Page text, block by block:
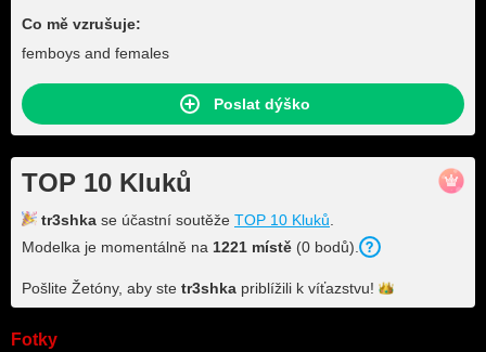
Co mě vzrušuje:
femboys and females
Poslat dýško
TOP 10 Kluků
tr3shka se účastní soutěže TOP 10 Kluků
Modelka je momentálně na 1221 místě (0 bodů).
Pošlite Žetóny, aby ste tr3shka priblížili k víťazstvu!
Fotky